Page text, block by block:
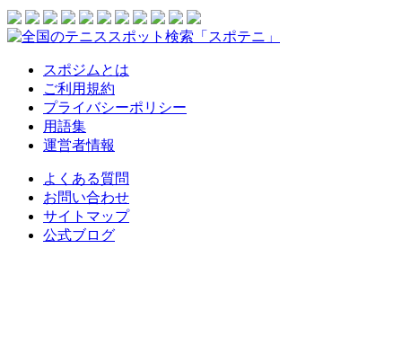
スポジムとは
ご利用規約
プライバシーポリシー
用語集
運営者情報
よくある質問
お問い合わせ
サイトマップ
公式ブログ